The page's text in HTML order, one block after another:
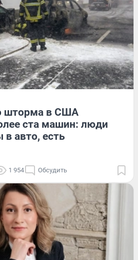
шторма в США
ста машин: люди
в авто, есть
1 954 Обсудить